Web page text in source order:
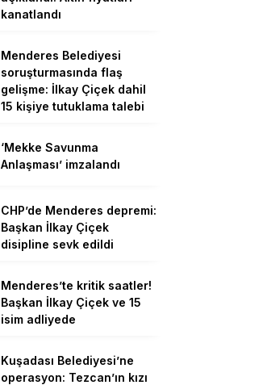
kanatlandı
Menderes Belediyesi
soruşturmasında flaş
gelişme: İlkay Çiçek dahil
15 kişiye tutuklama talebi
‘Mekke Savunma
Anlaşması’ imzalandı
CHP’de Menderes depremi:
Başkan İlkay Çiçek
disipline sevk edildi
Menderes’te kritik saatler!
Başkan İlkay Çiçek ve 15
isim adliyede
Kuşadası Belediyesi’ne
operasyon: Tezcan’ın kızı